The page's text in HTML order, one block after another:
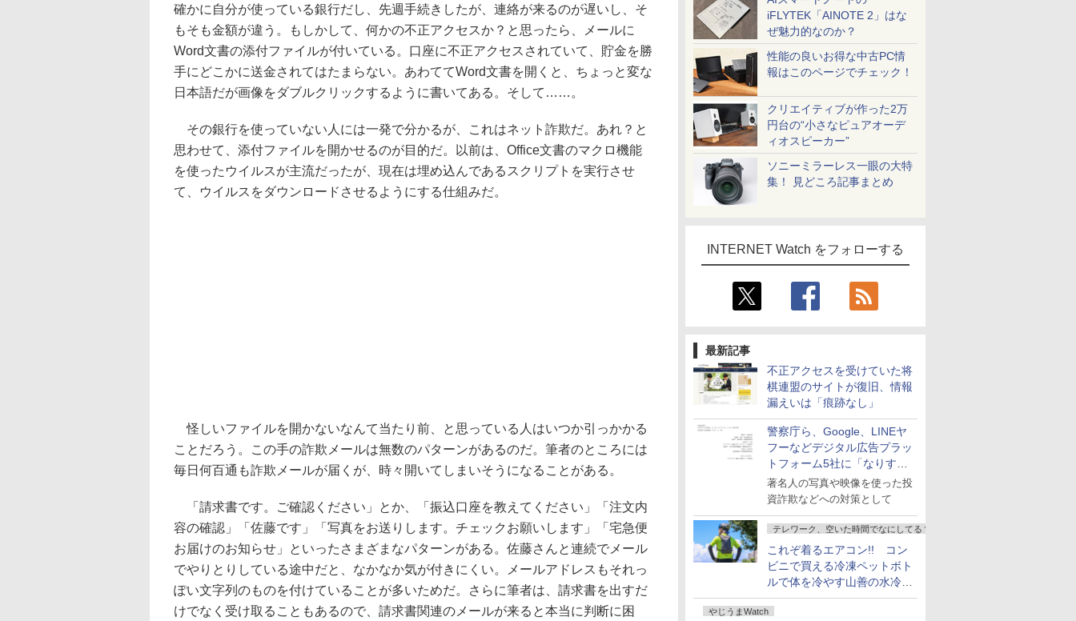
iFLYTEK「AINOTE 2」はな
ぜ魅力的なのか？
性能の良いお得な中古PC情
報はこのページでチェック！
クリエイティブが作った2万
円台の“小さなピュアオーデ
ィオスピーカー”
ソニーミラーレス一眼の大特
集！ 見どころ記事まとめ
INTERNET Watch をフォローする
最新記事
不正アクセスを受けていた将
棋連盟のサイトが復旧、情報
漏えいは「痕跡なし」
警察庁ら、Google、LINEヤ
フーなどデジタル広告プラッ
トフォーム5社に「なりすま
し詐欺広告」対策強化を要請
著名人の写真や映像を使った投
資詐欺などへの対策として
テレワーク、空いた時間でなにしてる？
これぞ着るエアコン!! コン
ビニで買える冷凍ペットボト
ルで体を冷やす山善の水冷ベ
ストがロードバイクにちょう
どいい【ぼっち・ざ・ろー
やじうまWatch
確かに自分が使っている銀行だし、先週手続きしたが、連絡が来るのが遅いし、そ
もそも金額が違う。もしかして、何かの不正アクセスか？と思ったら、メールに
Word文書の添付ファイルが付いている。口座に不正アクセスされていて、貯金を勝
手にどこかに送金されてはたまらない。あわててWord文書を開くと、ちょっと変な
日本語だが画像をダブルクリックするように書いてある。そして……。
その銀行を使っていない人には一発で分かるが、これはネット詐欺だ。あれ？と
思わせて、添付ファイルを開かせるのが目的だ。以前は、Office文書のマクロ機能
を使ったウイルスが主流だったが、現在は埋め込んであるスクリプトを実行させ
て、ウイルスをダウンロードさせるようにする仕組みだ。
怪しいファイルを開かないなんて当たり前、と思っている人はいつか引っかかる
ことだろう。この手の詐欺メールは無数のパターンがあるのだ。筆者のところには
毎日何百通も詐欺メールが届くが、時々開いてしまいそうになることがある。
「請求書です。ご確認ください」とか、「振込口座を教えてください」「注文内
容の確認」「佐藤です」「写真をお送りします。チェックお願いします」「宅急便
お届けのお知らせ」といったさまざまなパターンがある。佐藤さんと連続でメール
でやりとりしている途中だと、なかなか気が付きにくい。メールアドレスもそれっ
ぽい文字列のものを付けていることが多いためだ。さらに筆者は、請求書を出すだ
けでなく受け取ることもあるので、請求書関連のメールが来ると本当に判断に困